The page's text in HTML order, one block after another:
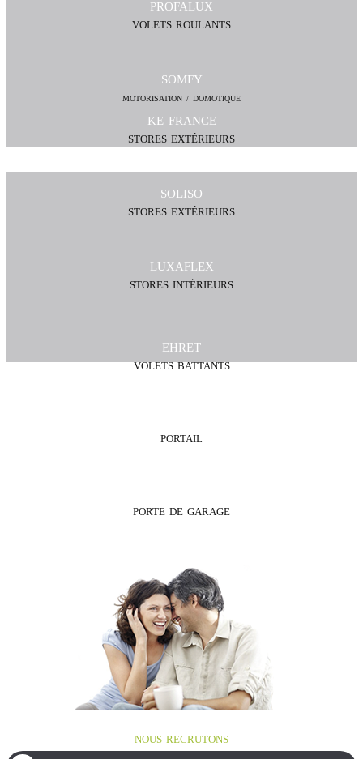
PROFALUX
VOLETS ROULANTS
SOMFY
MOTORISATION / DOMOTIQUE
KE FRANCE
STORES EXTÉRIEURS
SOLISO
STORES EXTÉRIEURS
LUXAFLEX
STORES INTÉRIEURS
EHRET
VOLETS BATTANTS
PORTAIL
PORTE DE GARAGE
NOUS RECRUTONS